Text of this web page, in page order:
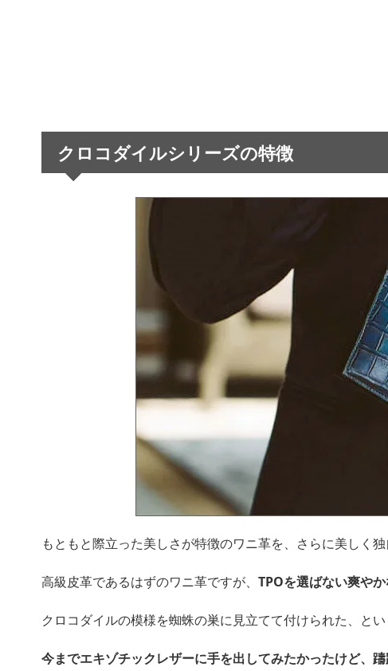
クロコダイルシリーズの特徴
もともと際立った美しさが特徴のワニ革を、さらに美しく
高級皮革であるはずのワニ革ですが、 TPOを選ばない爽や
クロコダイルの模様を蜘蛛の巣に見立てて付けられた、と
今までエキゾチックレザーに手を出してみたかったけど、躊